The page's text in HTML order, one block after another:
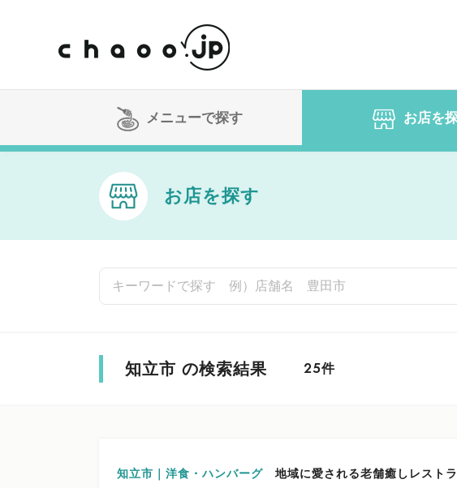
メニューで探す お店を
お店を探す
知立市 の検索結果 25件
知立市｜洋食・ハンバーグ 地域に愛される老舗癒しレスト